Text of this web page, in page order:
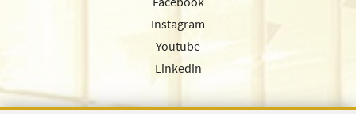
Instagram
Youtube
Linkedin